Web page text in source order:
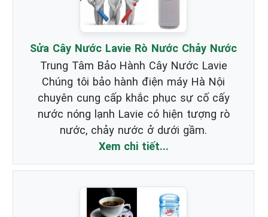
Sửa Cây Nước Lavie Rò Nước Chảy Nước
Trung Tâm Bảo Hành Cây Nước Lavie
Chúng tôi bảo hành điện máy Hà Nội
chuyên cung cấp khắc phục sự cố cấy
nước nóng lạnh Lavie có hiện tượng rò
nước, chảy nước ở dưới gầm.
Xem chi tiết...